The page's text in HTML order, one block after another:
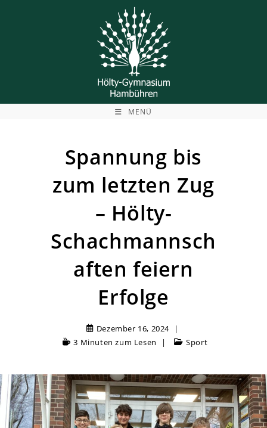
MENÜ
Spannung bis
zum letzten Zug
– Hölty-
Schachmannsch
aften feiern
Erfolge
Dezember 16, 2024
3 Minuten zum Lesen
Sport